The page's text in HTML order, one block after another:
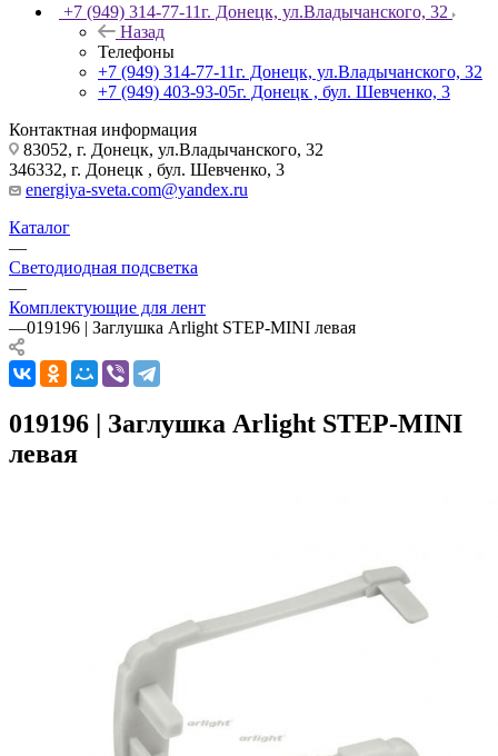
+7 (949) 314-77-11г. Донецк, ул.Владычанского, 32
Назад
Телефоны
+7 (949) 314-77-11г. Донецк, ул.Владычанского, 32
+7 (949) 403-93-05г. Донецк , бул. Шевченко, 3
Контактная информация
83052, г. Донецк, ул.Владычанского, 32
346332, г. Донецк , бул. Шевченко, 3
energiya-sveta.com@yandex.ru
Каталог
—
Светодиодная подсветка
—
Комплектующие для лент
—019196 | Заглушка Arlight STEP-MINI левая
019196 | Заглушка Arlight STEP-MINI
левая